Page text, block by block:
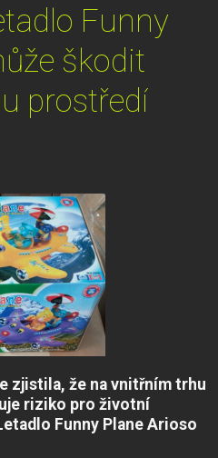
Funny
škodit
prostředí
zjistila, že na vnitřním trhu
riziko pro životní
Funny Plane Arioso